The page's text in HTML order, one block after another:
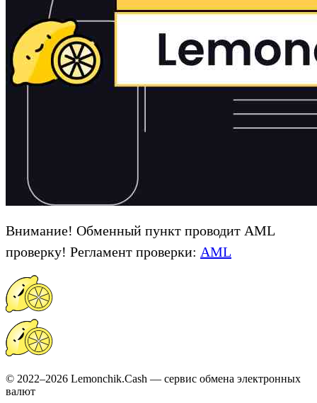
Внимание! Обменный пункт проводит AML
проверку! Регламент проверки: AML
© 2022–2026 Lemonchik.Cash — сервис обмена электронных
валют